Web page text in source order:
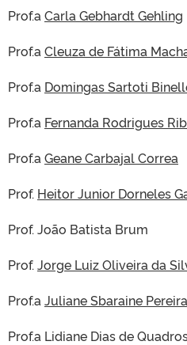
Prof.a Carla Gebhardt Gehling
Prof.a Cleuza de Fátima
Prof.a Domingas Sartoti
Prof.a Fernanda Rodrigues
Prof.a Geane Carbajal Correa
Prof. Heitor Junior Dorneles
Prof. João Batista Brum
Prof. Jorge Luiz Oliveira da
Prof.a Juliane Sbaraine
Prof.a Lidiane Dias de